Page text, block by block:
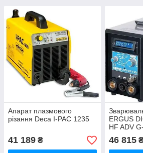
Апарат плазмового
різання Deca I-PAC 1235
41 189 ₴
ERGUS
HF ADV
46 815